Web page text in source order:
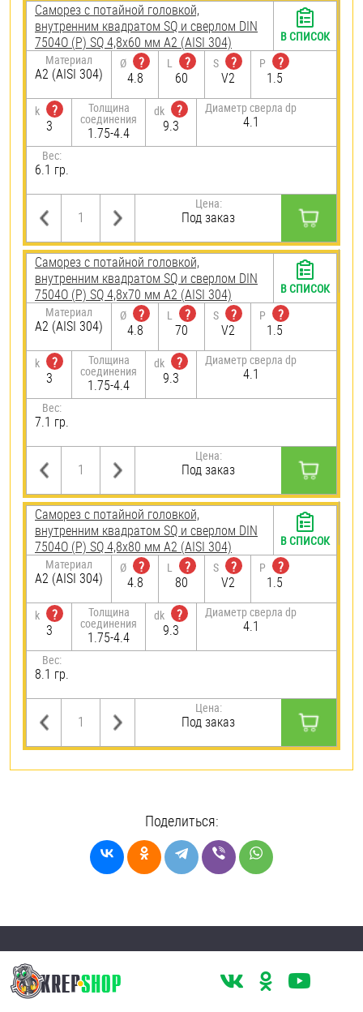
Саморез с потайной головкой,
внутренним квадратом SQ и сверлом DIN
7504О (Р) SQ 4,8х60 мм А2 (AISI 304)
Материал
А2 (AISI 304)
Ø
?
4.8
L
?
60
S
?
V2
P
?
1.5
k
?
3
Толщина
соединения
1.75-4.4
dk
?
9.3
Диаметр сверла dp
4.1
Вес:
6.1 гр.
Цена:
Под заказ
В СПИСОК
Саморез с потайной головкой,
внутренним квадратом SQ и сверлом DIN
7504О (Р) SQ 4,8х70 мм А2 (AISI 304)
Материал
А2 (AISI 304)
Ø
?
4.8
L
?
70
S
?
V2
P
?
1.5
k
?
3
Толщина
соединения
1.75-4.4
dk
?
9.3
Диаметр сверла dp
4.1
Вес:
7.1 гр.
Цена:
Под заказ
В СПИСОК
Саморез с потайной головкой,
внутренним квадратом SQ и сверлом DIN
7504О (Р) SQ 4,8х80 мм А2 (AISI 304)
Материал
А2 (AISI 304)
Ø
?
4.8
L
?
80
S
?
V2
P
?
1.5
k
?
3
Толщина
соединения
1.75-4.4
dk
?
9.3
Диаметр сверла dp
4.1
Вес:
8.1 гр.
Цена:
Под заказ
В СПИСОК
Поделиться: